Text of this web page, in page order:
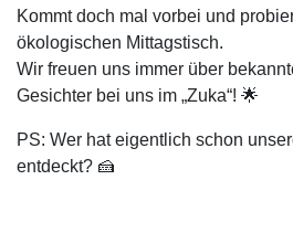
Kommt doch mal vorbei und
ökologischen Mittagstisch.
Wir freuen uns immer über
Gesichter bei uns im „Zuka“! 🌟
PS: Wer hat eigentlich schon
entdeckt? 🍰